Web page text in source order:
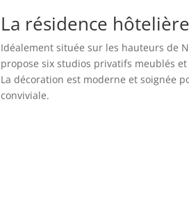
La résidence hôtelière
Idéalement située sur les hauteurs de
propose six studios privatifs meublés
La décoration est moderne et soignée
conviviale.